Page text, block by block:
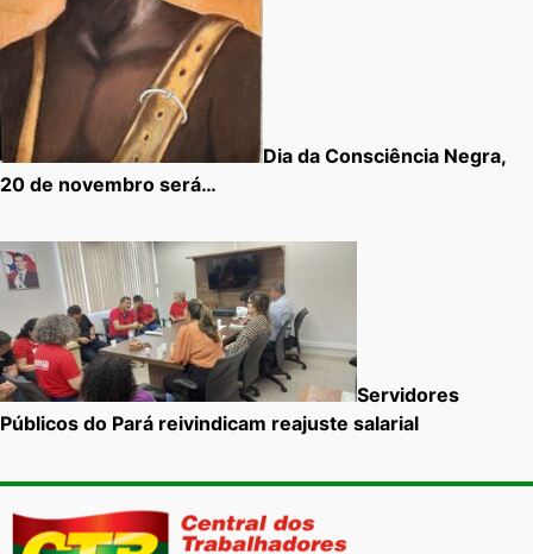
Dia da Consciência Negra,
20 de novembro será…
Servidores
Públicos do Pará reivindicam reajuste salarial